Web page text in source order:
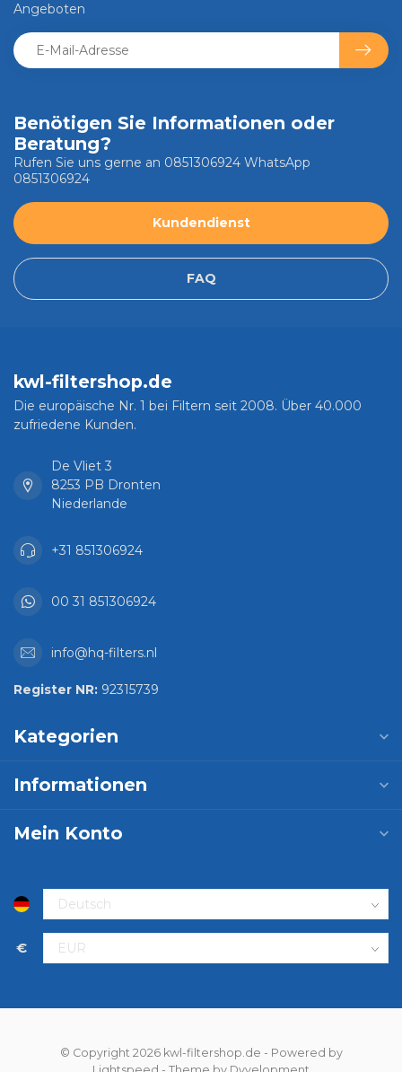
Benötigen Sie Informationen oder
Beratung?
Rufen Sie uns gerne an 0851306924 WhatsApp
0851306924
Kundendienst
FAQ
Angeboten
kwl-filtershop.de
Die europäische Nr. 1 bei Filtern seit 2008. Über 40.000
zufriedene Kunden.
De Vliet 3
8253 PB Dronten
Niederlande
+31 851306924
00 31 851306924
info@hq-filters.nl
Register NR: 92315739
Kategorien
Informationen
Mein Konto
€
© Copyright 2026 kwl-filtershop.de - Powered by